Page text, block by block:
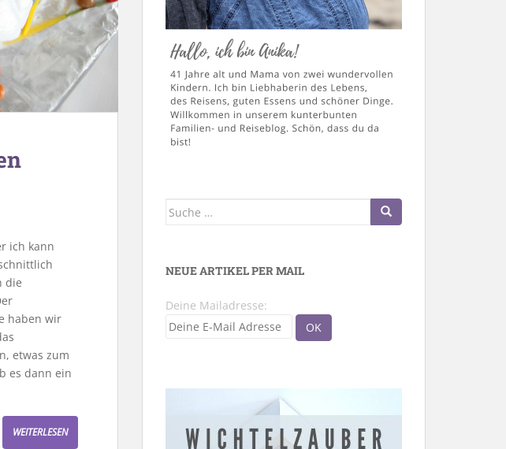
ich kann
die
haben wir
etwas zum
es dann ein
WEITERLESEN
Suche
NEUE ARTIKEL PER MAIL
Deine Mailadresse: